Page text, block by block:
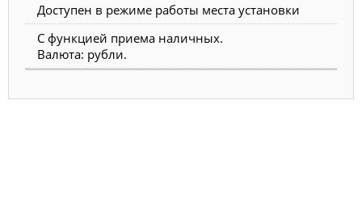
Доступен в режиме работы места установки
С функцией приема наличных.
Валюта: рубли.